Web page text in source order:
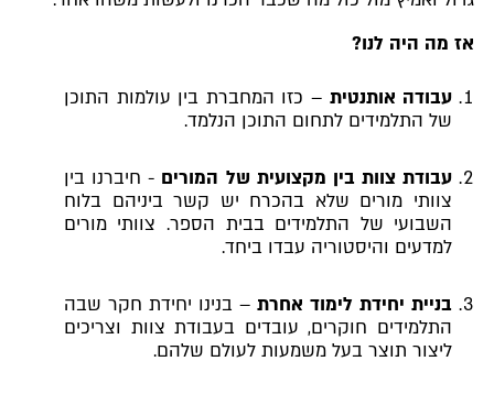
אז מה היה לנו?
עבודה אותנטית – כזו המחברת בין עולמות התוכן
של התלמידים לתחום התוכן הנלמד.
עבודת צוות בין מקצועית של המורים - חיברנו בין
צוותי מורים שלא בהכרח יש קשר ביניהם בלוח
השבועי של התלמידים בבית הספר. צוותי מורים
למדעים והיסטוריה עבדו ביחד.
בניית יחידת לימוד אחרת– בנינו יחידת חקר שבה
התלמידים חוקרים, עובדים בעבודת צוות וצריכים
ליצור תוצר בעל משמעות לעולם שלהם.